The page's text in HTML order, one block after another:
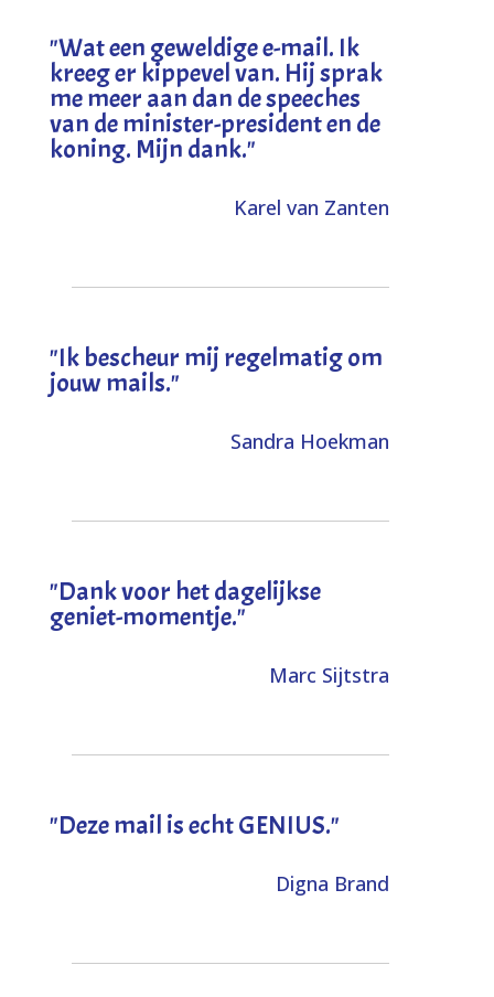
"Wat een geweldige e-mail. Ik
kreeg er kippevel van. Hij sprak
me meer aan dan de speeches
van de minister-president en de
koning. Mijn dank."
Karel van Zanten
"Ik bescheur mij regelmatig om
jouw mails."
Sandra Hoekman
"Dank voor het dagelijkse
geniet-momentje."
Marc Sijtstra
"Deze mail is echt GENIUS."
Digna Brand